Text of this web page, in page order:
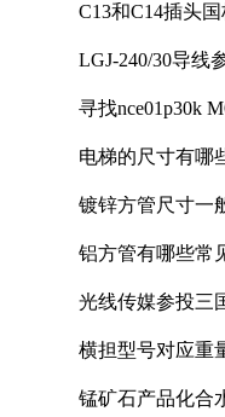
C13和C14插头
LGJ-240/30导线
寻找nce01p30k
电梯的尺寸有哪
镀锌方管尺寸一
铝方管有哪些常
光线传媒参投三
横担型号对应重
锰矿石产品化合